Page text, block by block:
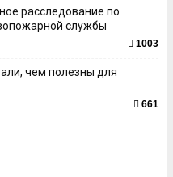
расследование по
службы
1003
чем полезны для
661